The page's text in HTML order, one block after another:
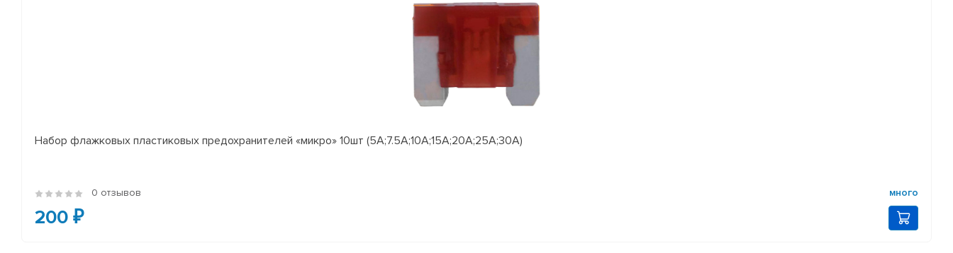
Набор флажковых пластиковых предохранителей «микро» 10шт (5А;7.5А;10А;15А;20А;25А;30А)
0 отзывов много
200 ₽